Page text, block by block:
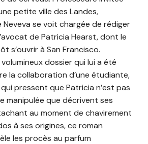
petite ville des Landes,
Neveva se voit chargée de rédiger
de Patricia Hearst, dont le
s’ouvrir à San Francisco.
dossier qui lui a été
la collaboration d’une étudiante,
pressent que Patricia n’est pas
manipulée que décrivent ses
au moment de chavirement
à ses origines, ce roman
les procès au parfum